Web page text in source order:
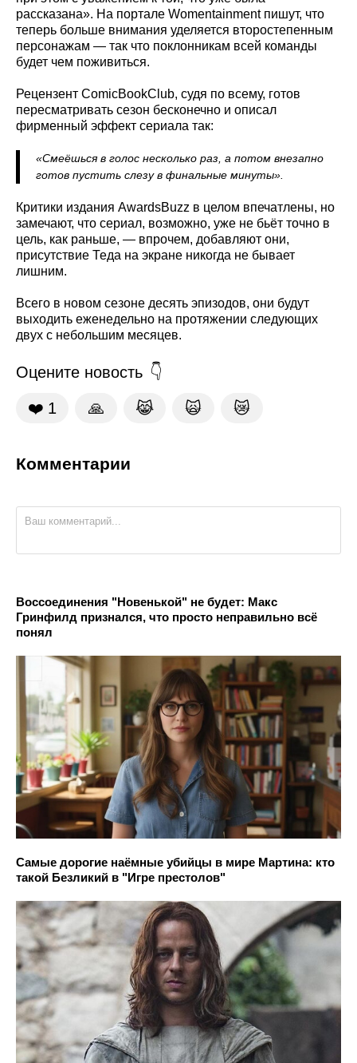
рассказана». На портале Womentainment пишут, что
теперь больше внимания уделяется второстепенным
персонажам — так что поклонникам всей команды
будет чем поживиться.
Рецензент ComicBookClub, судя по всему, готов
пересматривать сезон бесконечно и описал
фирменный эффект сериала так:
«Смеёшься в голос несколько раз, а потом внезапно
готов пустить слезу в финальные минуты».
Критики издания AwardsBuzz в целом впечатлены, но
замечают, что сериал, возможно, уже не бьёт точно в
цель, как раньше, — впрочем, добавляют они,
присутствие Теда на экране никогда не бывает
лишним.
Всего в новом сезоне десять эпизодов, они будут
выходить еженедельно на протяжении следующих
двух с небольшим месяцев.
Оцените новость
❤️ 1 🙏 😹 🙀 😿
Комментарии
Воссоединения "Новенькой" не будет: Макс
Гринфилд признался, что просто неправильно всё
понял
Самые дорогие наёмные убийцы в мире Мартина: кто
такой Безликий в "Игре престолов"